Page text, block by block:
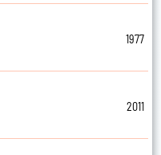
1977
2011